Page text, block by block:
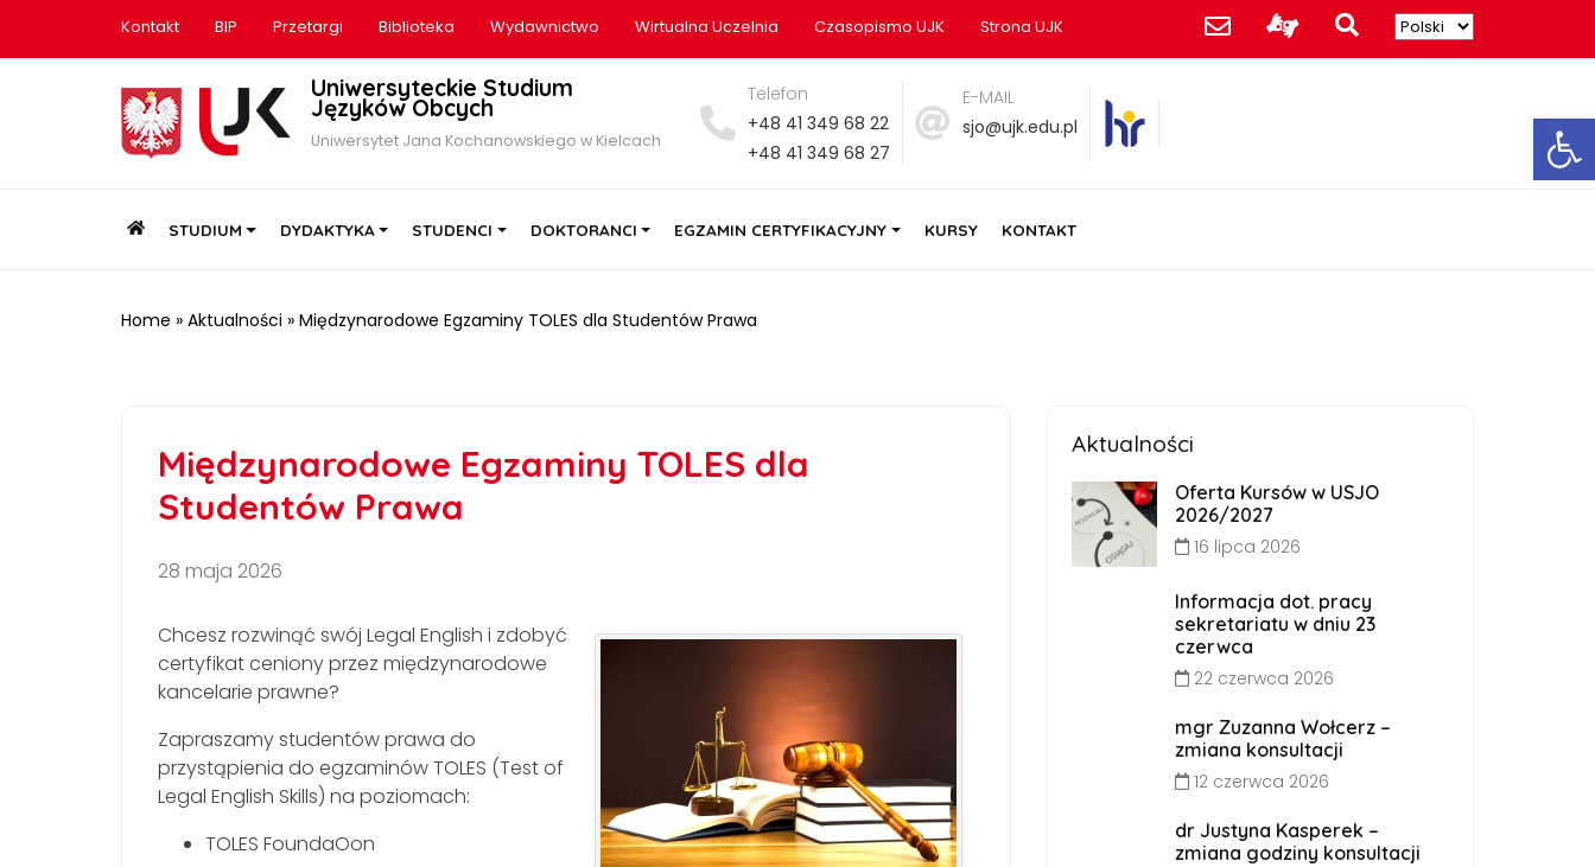
Kontakt BIP Przetargi Biblioteka Wydawnictwo Wirtualna Uczelnia Czasopismo UJK Strona UJK
Uniwersyteckie Studium
Języków Obcych
Uniwersytet Jana Kochanowskiego w Kielcach
Telefon
+48 41 349 68 22
+48 41 349 68 27
E-MAIL
sjo@ujk.edu.pl
HOMESTUDIUM DYDAKTYKA STUDENCI DOKTORANCI EGZAMIN CERTYFIKACYJNY KURSY KONTAKT
Home » Aktualności » Międzynarodowe Egzaminy TOLES dla Studentów Prawa
Międzynarodowe Egzaminy TOLES dla
Studentów Prawa
28 maja 2026
Chcesz rozwinąć swój Legal English i zdobyć
certyfikat ceniony przez międzynarodowe
kancelarie prawne?
Zapraszamy studentów prawa do
przystąpienia do egzaminów TOLES (Test of
Legal English Skills) na poziomach:
TOLES FoundaOon
Aktualności
Oferta Kursów w USJO
2026/2027
16 lipca 2026
Informacja dot. pracy
sekretariatu w dniu 23
czerwca
22 czerwca 2026
mgr Zuzanna Wołcerz –
zmiana konsultacji
12 czerwca 2026
dr Justyna Kasperek –
zmiana godziny konsultacji